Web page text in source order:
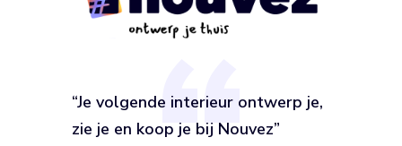
“Je volgende interieur ontwerp je,
zie je en koop je bij Nouvez”